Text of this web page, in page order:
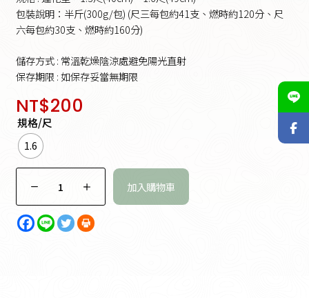
包裝說明：半斤(300g/包) (尺三每包約41支、燃時約120分、尺
六每包約30支、燃時約160分)
儲存方式 : 常溫乾燥陰涼處避免陽光直射
保存期限 : 如保存妥當無期限
NT$200
規格/尺
1.6
加入購物車